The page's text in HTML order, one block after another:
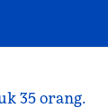
35 orang.